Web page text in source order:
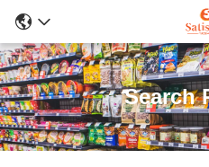
Search